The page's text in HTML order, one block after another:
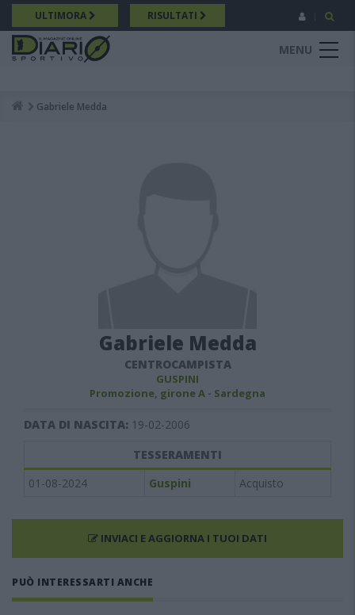
Salta
al
contenuto
principale
ULTIMORA RISULTATI
MENU
Breadcrumb
Gabriele Medda
Gabriele Medda
CENTROCAMPISTA
GUSPINI
Promozione, girone A - Sardegna
DATA DI NASCITA: 19-02-2006
TESSERAMENTI
01-08-2024
Guspini Acquisto
INVIACI E AGGIORNA I TUOI DATI
PUÒ INTERESSARTI ANCHE